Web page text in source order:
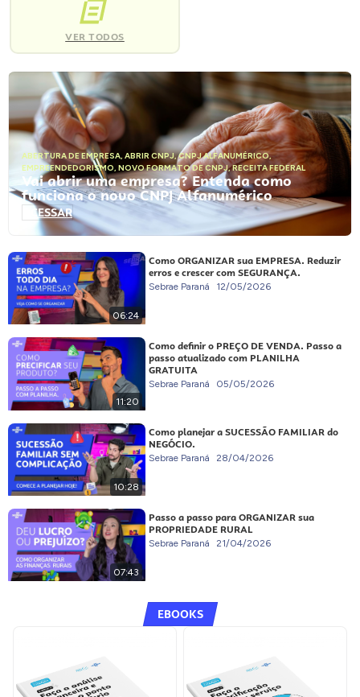
VER TODOS
ABERTURA DE EMPRESA, ABRIR CNPJ,CNPJ ALFANUMÉRICO,
EMPREENDEDORISMO, NOVO FORMATO DE CNPJ,RECEITA FEDERAL
Vai abrir uma empresa? Entenda como
funciona o novo CNPJ Alfanumérico
ACESSAR
06:24
Como ORGANIZAR sua EMPRESA. Reduzir
erros e crescer com SEGURANÇA.
Sebrae Paraná 12/05/2026
11:20
Como definir o PREÇO DE VENDA. Passo a
passo atualizado com PLANILHA
GRATUITA
Sebrae Paraná 05/05/2026
10:28
Como planejar a SUCESSÃO FAMILIAR do
NEGÓCIO.
Sebrae Paraná 28/04/2026
07:43
Passo a passo para ORGANIZAR sua
PROPRIEDADE RURAL
Sebrae Paraná 21/04/2026
EBOOKS